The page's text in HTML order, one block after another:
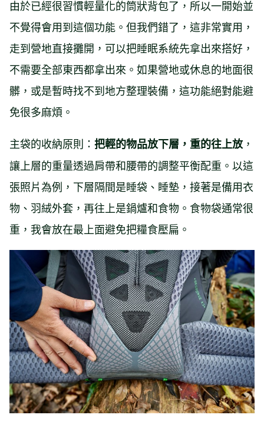
由於已經很習慣輕量化的筒狀背包了，所以一開始並
不覺得會用到這個功能。但我們錯了，這非常實用，
走到營地直接攤開，可以把睡眠系統先拿出來搭好，
不需要全部東西都拿出來。如果營地或休息的地面很
髒，或是暫時找不到地方整理裝備，這功能絕對能避
免很多麻煩。
主袋的收納原則： 把輕的物品放下層，重的往上放 ，
讓上層的重量透過肩帶和腰帶的調整平衡配重。以這
張照片為例，下層隔間是睡袋、睡墊，接著是備用衣
物、羽絨外套，再往上是鍋爐和食物。食物袋通常很
重，我會放在最上面避免把糧食壓扁。